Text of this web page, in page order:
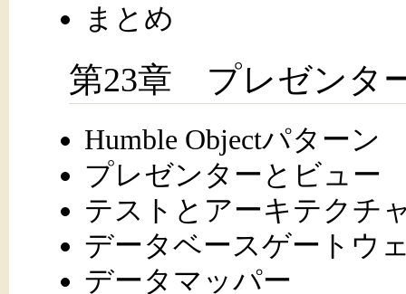
まとめ
第23章 プレゼンタ
Humble Objectパターン
プレゼンターとビュー
テストとアーキテクチ
データベースゲートウ
データマッパー